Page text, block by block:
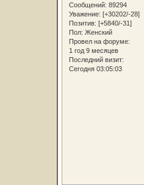
Сообщений: 89294
Уважение: [+30202/-28]
Позитив: [+5840/-31]
Пол: Женский
Провел на форуме:
1 год 9 месяцев
Последний визит:
Сегодня 03:05:03